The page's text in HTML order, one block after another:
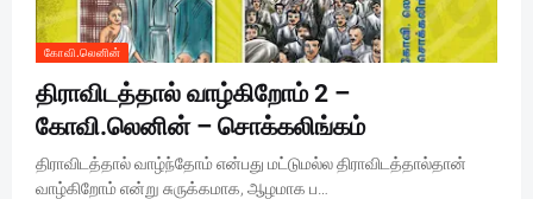
கோவி.லெனின்
திராவிடத்தால் வாழ்கிறோம் 2 –
கோவி.லெனின் – சொக்கலிங்கம்
திராவிடத்தால் வாழ்ந்தோம் என்பது மட்டுமல்ல திராவிடத்தால்தான்
வாழ்கிறோம் என்று சுருக்கமாக, ஆழமாக ப…